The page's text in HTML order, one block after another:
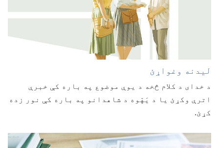
لیدنه وغواړئ
د خدای د کلام څخه د یوې موضوع په باره کې خبرې
اترې وکړئ یا د یَهّوه د شاهدانو په باره کې نور زده
کړئ.‏